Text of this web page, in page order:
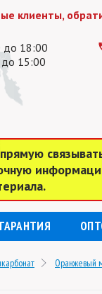
до 18:00
15:00
ГАРАНТИЯ
Оранжевый